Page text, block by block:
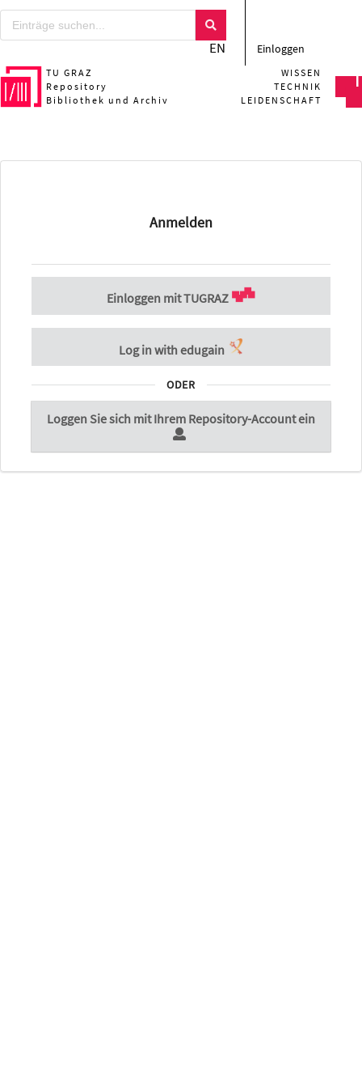
EN Einloggen
TU GRAZ
Repository
Bibliothek und Archiv
WISSEN
TECHNIK
LEIDENSCHAFT
Anmelden
Einloggen mit TUGRAZ
Log in with edugain
ODER
Loggen Sie sich mit Ihrem Repository-Account ein